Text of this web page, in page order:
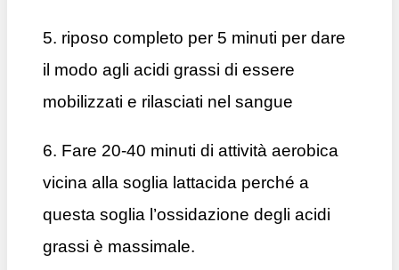
5. riposo completo per 5 minuti per dare
il modo agli acidi grassi di essere
mobilizzati e rilasciati nel sangue
6. Fare 20-40 minuti di attività aerobica
vicina alla soglia lattacida perché a
questa soglia l’ossidazione degli acidi
grassi è massimale.